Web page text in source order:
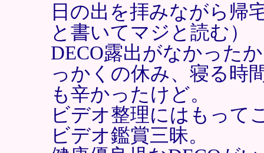
日の出を拝みながら
と書いてマジと読む）
DECO露出がなかった
っかくの休み、寝る時
も辛かったけど。
ビデオ整理にはもって
ビデオ鑑賞三昧。